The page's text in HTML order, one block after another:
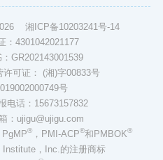
湘ICP备10203241号-14
：4301042021177
GR202143001539
可证： (湘)字00833号
号
电话：15673157832
：ujigu@ujigu.com
PgMP®，PMI-ACP®和PMBOK®
Institute，Inc.的注册商标